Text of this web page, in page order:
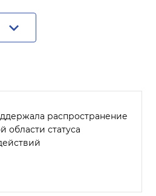
распространение
области статуса